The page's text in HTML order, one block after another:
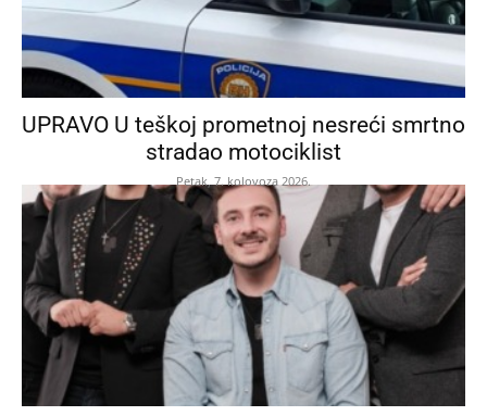
UPRAVO U teškoj prometnoj nesreći smrtno
stradao motociklist
Petak, 7. kolovoza 2026.